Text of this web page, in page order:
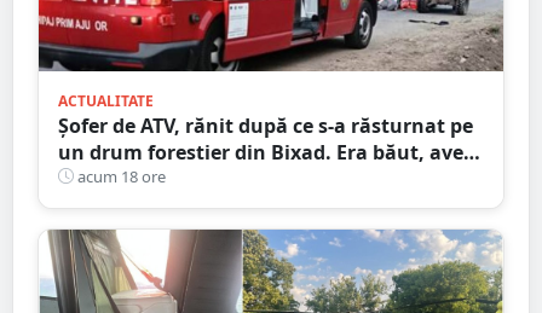
ACTUALITATE
Șofer de ATV, rănit după ce s-a răsturnat pe
un drum forestier din Bixad. Era băut, avea
permisul anulat, iar vehiculul nu era
înmatriculat
acum 18 ore